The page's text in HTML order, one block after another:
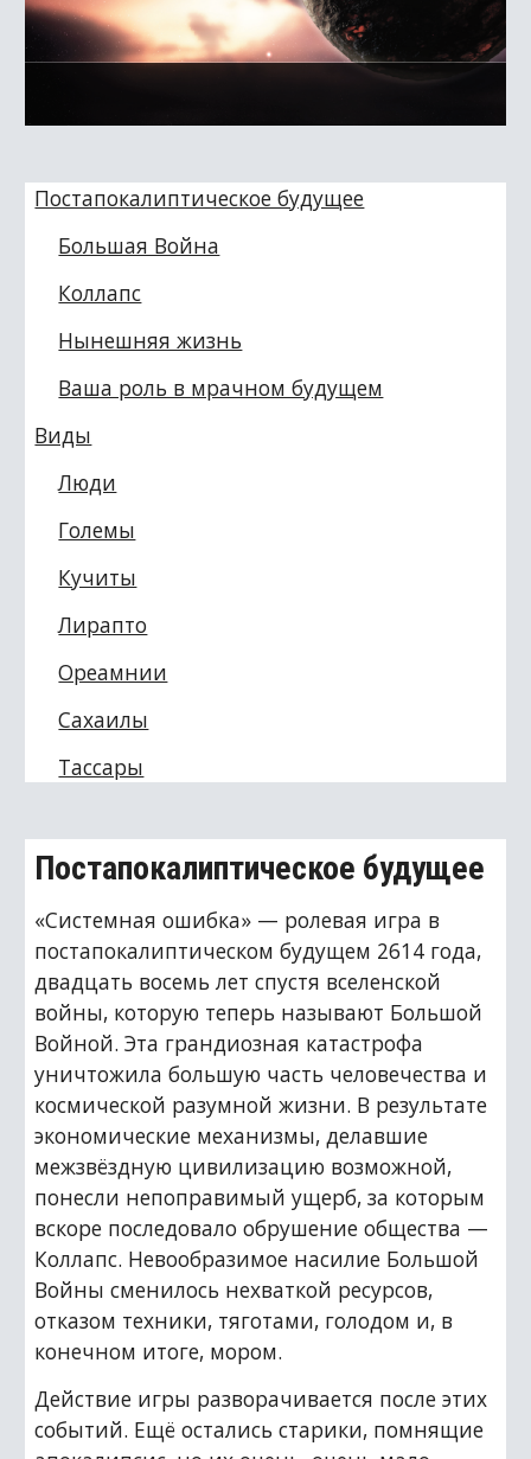
Постапокалиптическое будущее
Большая Война
Коллапс
Нынешняя жизнь
Ваша роль в мрачном будущем
Виды
Люди
Големы
Кучиты
Лирапто
Ореамнии
Сахаилы
Тассары
Постапокалиптическое будущее
«Системная ошибка» — ролевая игра в
постапокалиптическом будущем 2614 года,
двадцать восемь лет спустя вселенской
войны, которую теперь называют Большой
Войной. Эта грандиозная катастрофа
уничтожила большую часть человечества и
космической разумной жизни. В результате
экономические механизмы, делавшие
межзвёздную цивилизацию возможной,
понесли непоправимый ущерб, за которым
вскоре последовало обрушение общества —
Коллапс. Невообразимое насилие Большой
Войны сменилось нехваткой ресурсов,
отказом техники, тяготами, голодом и, в
конечном итоге, мором.
Действие игры разворачивается после этих
событий. Ещё остались старики, помнящие